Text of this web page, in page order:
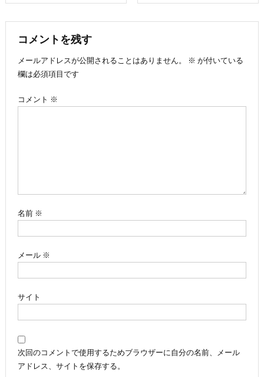
稿
ナ
ビ
ゲ
コメントを残す
メールアドレスが公開されることはありません。
※ が付いている
欄は必須項目です
コメント ※
名前 ※
メール ※
サイト
次回のコメントで使用するためブラウザーに自分の名前、メール
アドレス、サイトを保存する。